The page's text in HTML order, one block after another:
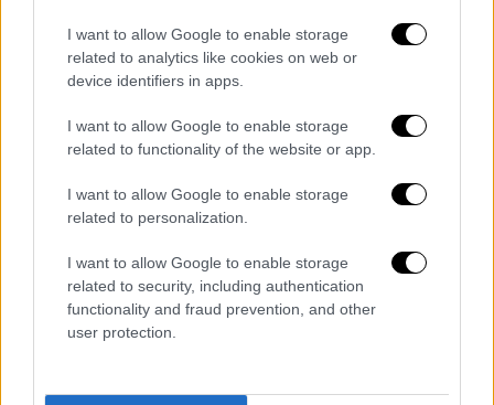
I want to allow Google to enable storage
related to analytics like cookies on web or
device identifiers in apps.
I want to allow Google to enable storage
related to functionality of the website or app.
I want to allow Google to enable storage
related to personalization.
I want to allow Google to enable storage
related to security, including authentication
functionality and fraud prevention, and other
user protection.
αεροσκάφη πραγματοποίησαν επιδρομή κατά
του Κφαρ Τιμπνίτ», ενός από τα επτά χωριά
μετέδωσε το Ani προσθέτοντας ότι
υπάρχουν πληροφορίες για θύματα.
Σύμφωνα με τουςόρους της εκεχειρίαςη
οποία ετέθη σε ισχύ στις
Ισραήλ επιφυλάσσεται του δικαιώματος να
πλήττει την οργάνωση Χεζμπολάχ
Παράλληλα, οισραηλινός στρατός
σκοτώθηκεστις επιχειρήσεις στον νότιο